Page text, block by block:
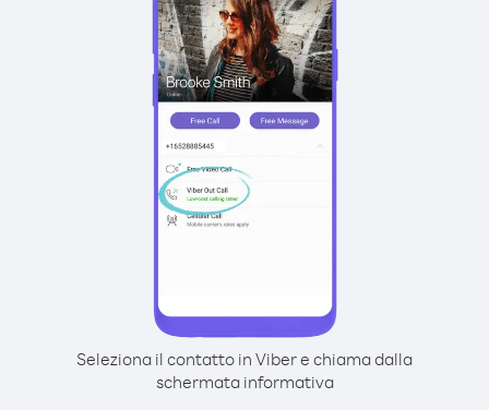
Seleziona il contatto in Viber e chiama dalla
schermata informativa